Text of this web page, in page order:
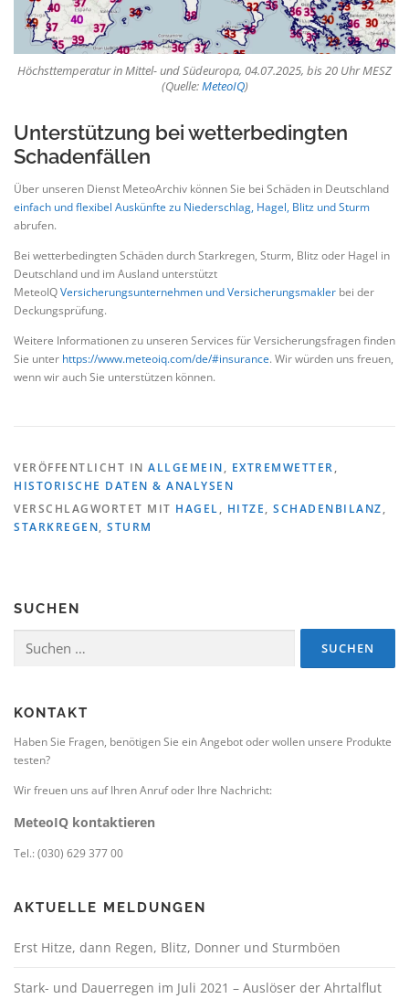
Höchsttemperatur in Mittel- und Südeuropa, 04.07.2025, bis 20 Uhr MESZ
(Quelle:MeteoIQ)
Unterstützung bei wetterbedingten
Schadenfällen
Über unseren Dienst MeteoArchiv können Sie bei Schäden in Deutschland
einfach und flexibel Auskünfte zu Niederschlag, Hagel, Blitz und Sturm
abrufen.
Bei wetterbedingten Schäden durch Starkregen, Sturm, Blitz oder Hagel in
Deutschland und im Ausland unterstützt
MeteoIQVersicherungsunternehmen und Versicherungsmakler bei der
Deckungsprüfung.
Weitere Informationen zu unseren Services für Versicherungsfragen finden
Sie unter https://www.meteoiq.com/de/#insurance. Wir würden uns freuen,
wenn wir auch Sie unterstützen können.
VERÖFFENTLICHT IN ALLGEMEIN, EXTREMWETTER,
HISTORISCHE DATEN & ANALYSEN
VERSCHLAGWORTET MIT HAGEL, HITZE, SCHADENBILANZ,
STARKREGEN, STURM
SUCHEN
nach:
KONTAKT
Haben Sie Fragen, benötigen Sie ein Angebot oder wollen unsere Produkte
testen?
Wir freuen uns auf Ihren Anruf oder Ihre Nachricht:
MeteoIQ kontaktieren
Tel.: (030) 629 377 00
AKTUELLE MELDUNGEN
Erst Hitze, dann Regen, Blitz, Donner und Sturmböen
Stark- und Dauerregen im Juli 2021 – Auslöser der Ahrtalflut